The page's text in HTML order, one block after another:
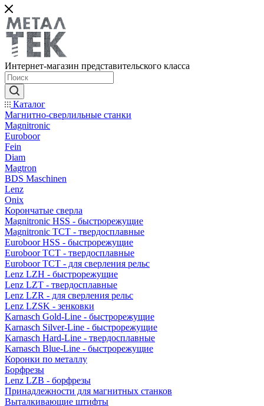
Интернет-магазин представительского класса
Каталог
Магнитно-сверлильные станки
Magnitronic
Euroboor
Fein
Diam
Magtron
BDS Maschinen
Lenz
Onix
Корончатые сверла
Magnitronic HSS - быстрорежущие
Magnitronic TCT - твердосплавные
Euroboor HSS - быстрорежущие
Euroboor TCT - твердосплавные
Euroboor TCT - для сверления рельс
Lenz LZH - быстрорежущие
Lenz LZT - твердосплавные
Lenz LZR - для сверления рельс
Lenz LZSK - зенковки
Karnasch Gold-Line - быстрорежущие
Karnasch Silver-Line - быстрорежущие
Karnasch Hard-Line - твердосплавные
Karnasch Blue-Line - быстрорежущие
Коронки по металлу
Борфрезы
Lenz LZB - борфрезы
Принадлежности для магнитных станков
Выталкивающие штифты